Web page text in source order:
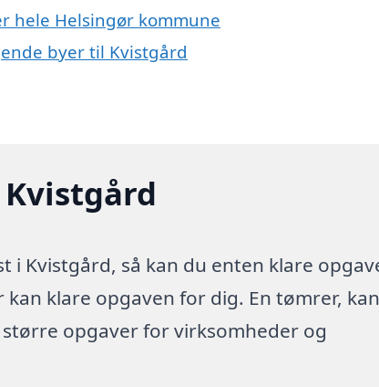
hele Helsingør kommune
byer til Kvistgård
i Kvistgård, så kan du enten klare
klare opgaven for dig. En tømrer,
opgaver for virksomheder og